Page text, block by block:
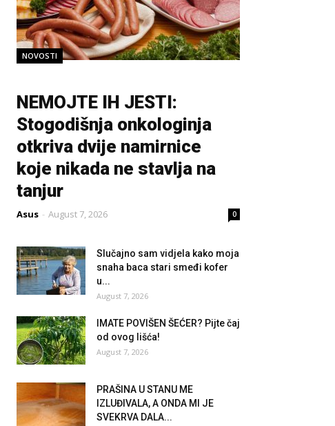
NOVOSTI
NEMOJTE IH JESTI:
Stogodišnja onkologinja
otkriva dvije namirnice
koje nikada ne stavlja na
tanjur
Asus - August 7, 2026 0
Slučajno sam vidjela kako moja
snaha baca stari smeđi kofer
u...
August 7, 2026
IMATE POVIŠEN ŠEĆER? Pijte čaj
od ovog lišća!
August 7, 2026
PRAŠINA U STANU ME
IZLUĐIVALA, A ONDA MI JE
SVEKRVA DALA...